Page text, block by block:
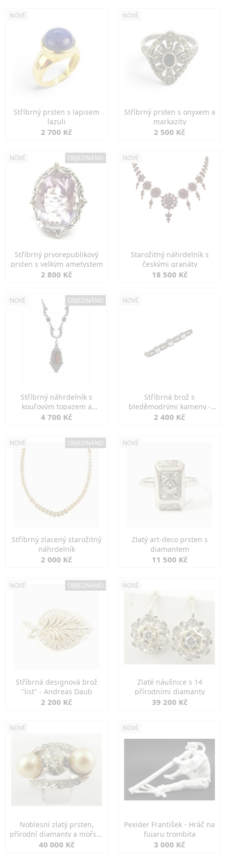
NOVÉ
Stříbrný prsten s lapisem
lazuli
2 700 Kč
NOVÉ
Stříbrný prsten s onyxem a
markazity
2 500 Kč
NOVÉ OBJEDNÁNO
Stříbrný prvorepublikový
prsten s velkým ametystem
2 800 Kč
NOVÉ
Starožitný náhrdelník s
českými granáty
18 500 Kč
NOVÉ OBJEDNÁNO
Stříbrný náhrdelník s
kouřovým topazem a
markazity
4 700 Kč
NOVÉ
Stříbrná brož s
bleděmodrými kameny -
jemná elegance
2 400 Kč
NOVÉ OBJEDNÁNO
Stříbrný zlacený starožitný
náhrdelník
2 000 Kč
NOVÉ
Zlatý art-deco prsten s
diamantem
11 500 Kč
NOVÉ OBJEDNÁNO
Stříbrná designová brož
"list" - Andreas Daub
2 200 Kč
NOVÉ
Zlaté náušnice s 14
přírodními diamanty
39 200 Kč
NOVÉ
Noblesní zlatý prsten,
přírodní diamanty a mořské
perly
40 000 Kč
NOVÉ
Pexider František - Hráč na
fujaru trombita
3 000 Kč